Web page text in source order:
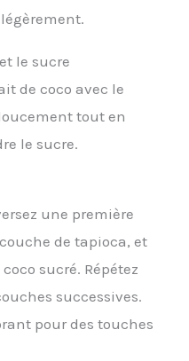
le sucre
de coco avec le
tout en
le sucre.
une première
de tapioca, et
sucré. Répétez
successives.
pour des touches